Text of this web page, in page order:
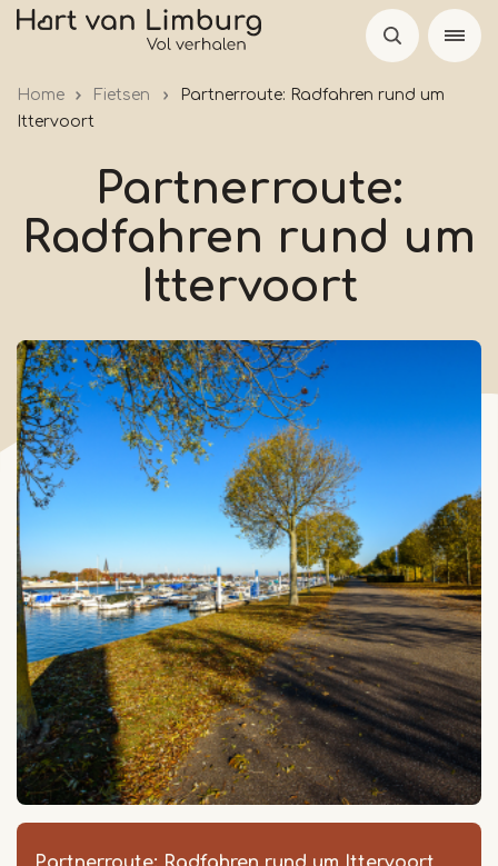
Skip
Home Fietsen
Partnerroute: Radfahren rund um
Ittervoort
Partnerroute:
Radfahren rund um
Ittervoort